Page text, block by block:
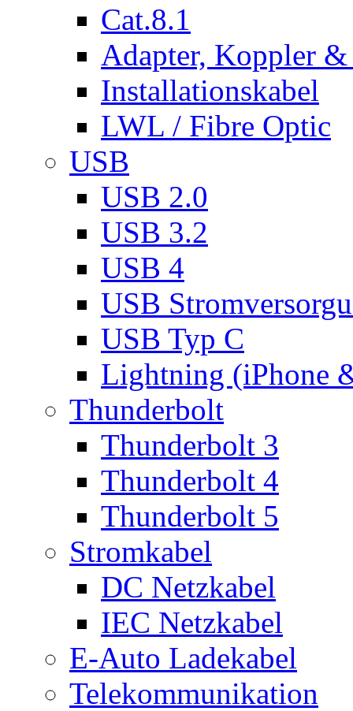
Cat.8.1
Adapter, Koppler &
Installationskabel
LWL / Fibre Optic
USB
USB 2.0
USB 3.2
USB 4
USB
USB Typ C
Lightning (iPhone
Thunderbolt
Thunderbolt 3
Thunderbolt 4
Thunderbolt 5
Stromkabel
DC Netzkabel
IEC Netzkabel
E-Auto Ladekabel
Telekommunikation